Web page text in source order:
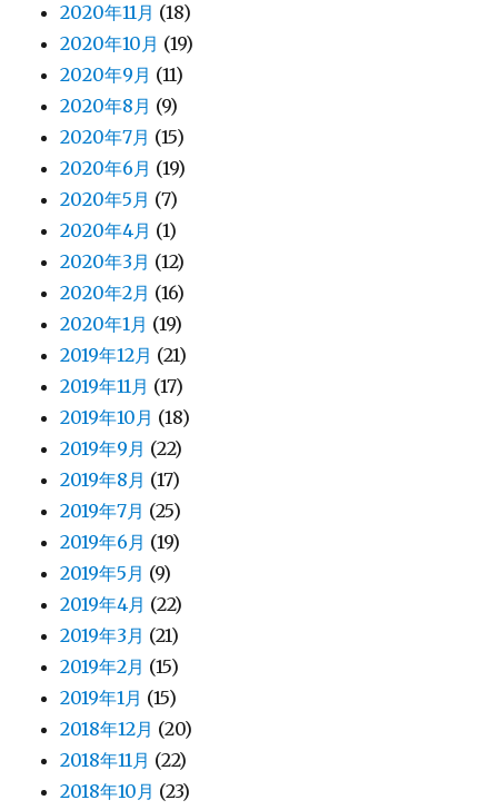
2020年11月 (18)
2020年10月 (19)
2020年9月 (11)
2020年8月 (9)
2020年7月 (15)
2020年6月 (19)
2020年5月 (7)
2020年4月 (1)
2020年3月 (12)
2020年2月 (16)
2020年1月 (19)
2019年12月 (21)
2019年11月 (17)
2019年10月 (18)
2019年9月 (22)
2019年8月 (17)
2019年7月 (25)
2019年6月 (19)
2019年5月 (9)
2019年4月 (22)
2019年3月 (21)
2019年2月 (15)
2019年1月 (15)
2018年12月 (20)
2018年11月 (22)
2018年10月 (23)